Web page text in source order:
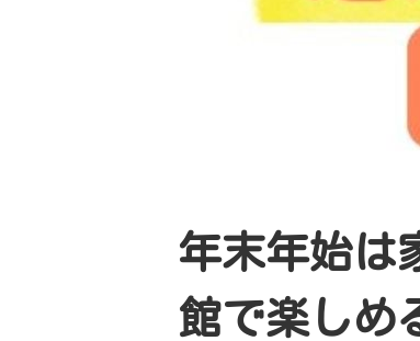
年末年始は
館で楽しめ